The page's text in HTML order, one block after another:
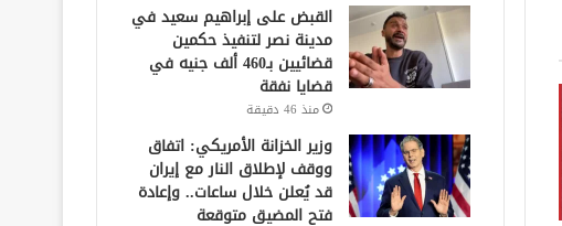
القبض على إبراهيم سعيد في
مدينة نصر لتنفيذ حكمين
قضائيين بـ460 ألف جنيه في
قضايا نفقة
منذ 46 دقيقة
وزير الخزانة الأمريكي: اتفاق
ووقف لإطلاق النار مع إيران
قد يُعلن خلال ساعات.. وإعادة
فتح المضيق متوقعة